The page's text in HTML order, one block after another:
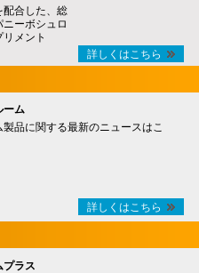
配合した、総
ーボシュロ
メント
詳しくはこちら
ーム
製品に関する最新のニュースはこ
詳しくはこちら
プラス